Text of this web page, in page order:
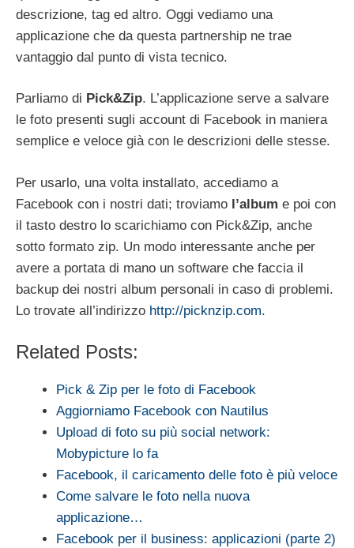
descrizione, tag ed altro. Oggi vediamo una
applicazione che da questa partnership ne trae
vantaggio dal punto di vista tecnico.
Parliamo di Pick&Zip. L’applicazione serve a salvare
le foto presenti sugli account di Facebook in maniera
semplice e veloce già con le descrizioni delle stesse.
Per usarlo, una volta installato, accediamo a
Facebook con i nostri dati; troviamo l’album e poi con
il tasto destro lo scarichiamo con Pick&Zip, anche
sotto formato zip. Un modo interessante anche per
avere a portata di mano un software che faccia il
backup dei nostri album personali in caso di problemi.
Lo trovate all’indirizzo http://picknzip.com.
Related Posts:
Pick & Zip per le foto di Facebook
Aggiorniamo Facebook con Nautilus
Upload di foto su più social network:
Mobypicture lo fa
Facebook, il caricamento delle foto è più veloce
Come salvare le foto nella nuova
applicazione…
Facebook per il business: applicazioni (parte 2)